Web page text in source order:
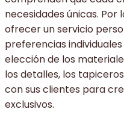
necesidades únicas.
ofrecer un servicio
preferencias
elección de los
los detalles, los
con sus clientes para
exclusivos.